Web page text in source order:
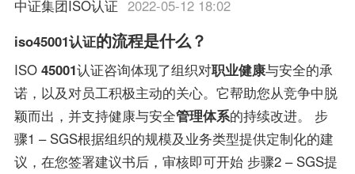
中证集团ISO认证 2022-05-12 18:02
iso45001认证的流程是什么？
ISO 45001认证咨询体现了组织对职业健康与安全的承
诺，以及对员工积极主动的关心。它帮助您从竞争中脱
颖而出，并支持健康与安全管理体系的持续改进。 步
骤1 – SGS根据组织的规模及业务类型提供定制化的建
议，在您签署建议书后，审核即可开始 步骤2 – SGS提